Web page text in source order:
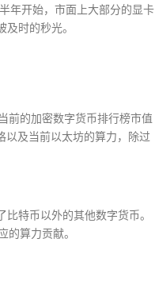
年开始，市面上大部分的显卡
时的秒光。
前的加密数字货币排行榜市值
以及当前以太坊的算力，除过
特币以外的其他数字货币。
算力贡献。